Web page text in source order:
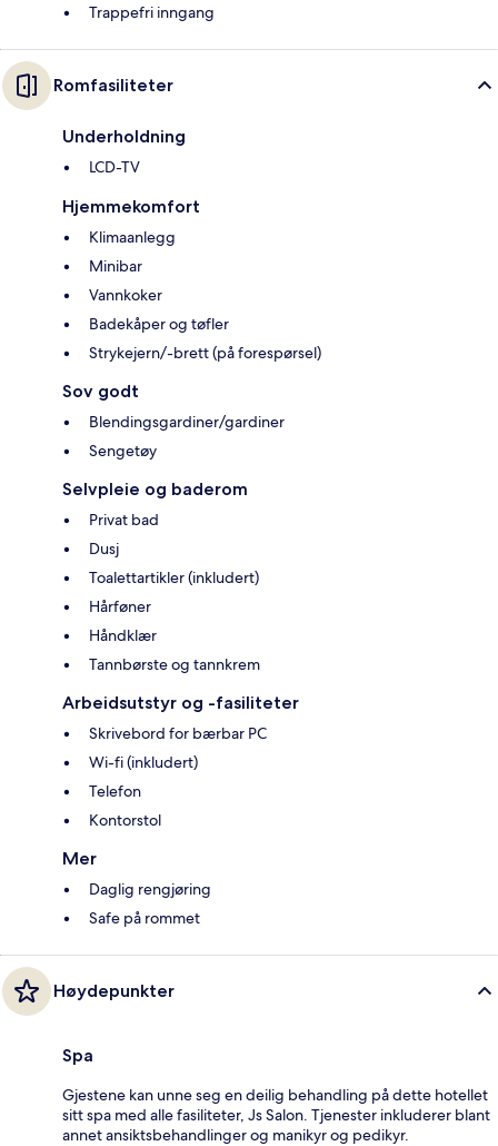
Trappefri inngang
Romfasiliteter
Underholdning
LCD-TV
Hjemmekomfort
Klimaanlegg
Minibar
Vannkoker
Badekåper og tøfler
Strykejern/-brett (på forespørsel)
Sov godt
Blendingsgardiner/gardiner
Sengetøy
Selvpleie og baderom
Privat bad
Dusj
Toalettartikler (inkludert)
Hårføner
Håndklær
Tannbørste og tannkrem
Arbeidsutstyr og -fasiliteter
Skrivebord for bærbar PC
Wi-fi (inkludert)
Telefon
Kontorstol
Mer
Daglig rengjøring
Safe på rommet
Høydepunkter
Spa
Gjestene kan unne seg en deilig behandling på dette hotellet
sitt spa med alle fasiliteter, Js Salon. Tjenester inkluderer blant
annet ansiktsbehandlinger og manikyr og pedikyr.